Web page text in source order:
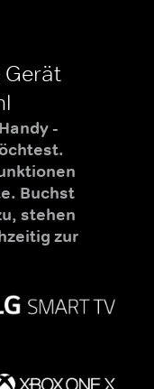
Gerät
-
Buchst
stehen
zur